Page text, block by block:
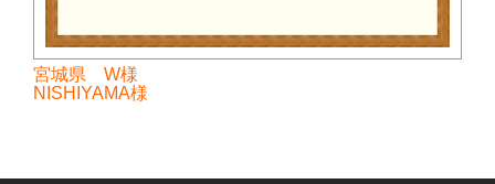
宮城県 W様
NISHIYAMA様